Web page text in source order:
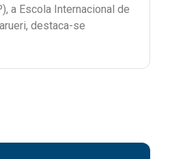
a Escola Internacional de
destaca-se